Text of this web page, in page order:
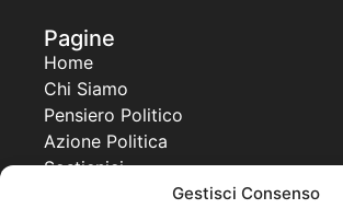
Gestisci Consenso
Pagine
Home
Chi Siamo
Pensiero Politico
Azione Politica
Sostienici